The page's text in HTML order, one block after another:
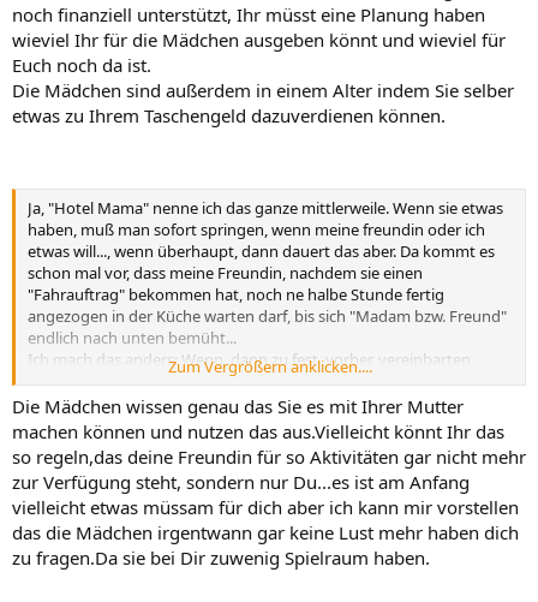
noch finanziell unterstützt, Ihr müsst eine Planung haben
wieviel Ihr für die Mädchen ausgeben könnt und wieviel für
Euch noch da ist.
Die Mädchen sind außerdem in einem Alter indem Sie selber
etwas zu Ihrem Taschengeld dazuverdienen können.
Ja, "Hotel Mama" nenne ich das ganze mittlerweile. Wenn sie etwas
haben, muß man sofort springen, wenn meine freundin oder ich
etwas will..., wenn überhaupt, dann dauert das aber. Da kommt es
schon mal vor, dass meine Freundin, nachdem sie einen
"Fahrauftrag" bekommen hat, noch ne halbe Stunde fertig
angezogen in der Küche warten darf, bis sich "Madam bzw. Freund"
endlich nach unten bemüht...
Ich mach das anders: Wenn, dann zu fest, vorher, vereinbarten
Zeiten. 5 Minuten drüber-= ENDE- Keine Fahrt! Und das klappt!
Bloß meine Freundin will das so nicht machen und hebelt damit das
ganze natürlich aus.
Zum Vergrößern anklicken....
Die Mädchen wissen genau das Sie es mit Ihrer Mutter
machen können und nutzen das aus.Vielleicht könnt Ihr das
so regeln,das deine Freundin für so Aktivitäten gar nicht mehr
zur Verfügung steht, sondern nur Du...es ist am Anfang
vielleicht etwas müssam für dich aber ich kann mir vorstellen
das die Mädchen irgentwann gar keine Lust mehr haben dich
zu fragen.Da sie bei Dir zuwenig Spielraum haben.